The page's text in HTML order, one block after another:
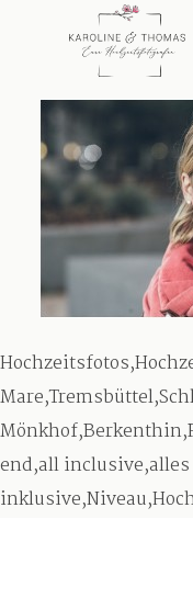
end,all inclusive,alles
das